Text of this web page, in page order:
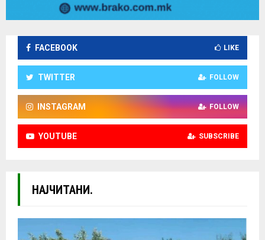
FACEBOOK LIKE
TWITTER FOLLOW
INSTAGRAM FOLLOW
YOUTUBE SUBSCRIBE
НАЈЧИТАНИ.